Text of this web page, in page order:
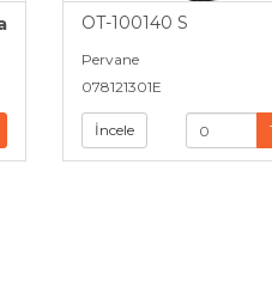
OT-100140 S
Pervane
078121301E
İncele